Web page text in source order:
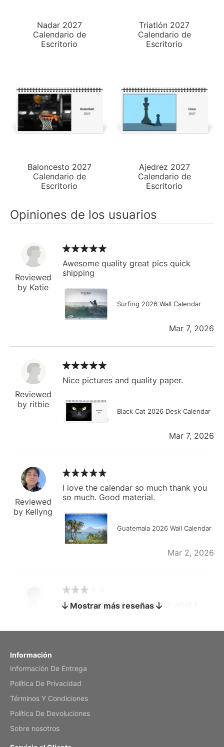
Nadar 2027
Calendario de
Escritorio
Triatlón 2027
Calendario de
Escritorio
Baloncesto 2027
Calendario de
Escritorio
Ajedrez 2027
Calendario de
Escritorio
Opiniones de los usuarios
Reviewed
by Katie
Awesome quality great pics quick
shipping
Surfing 2026 Wall Calendar
Mar 7, 2026
Reviewed
by ritbie
Nice pictures and quality paper.
Black Cat 2026 Desk Calendar
Mar 7, 2026
Reviewed
by Kellyng
I love the calendar so much thank you
so much. Good material.
Guatemala 2026 Wall Calendar
Mar 2, 2026
by charles
The calendar is too small for what I
Mostrar más reseñas
Información
Información De Entrega
Política De Privacidad
Términos Y Condiciones
Política De Devoluciones
Sobre nosotros